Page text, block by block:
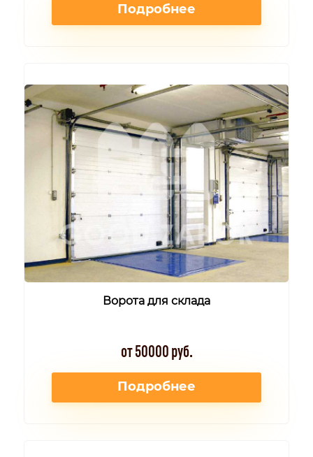
Подробнее
Ворота для склада
от 50000 руб.
Подробнее